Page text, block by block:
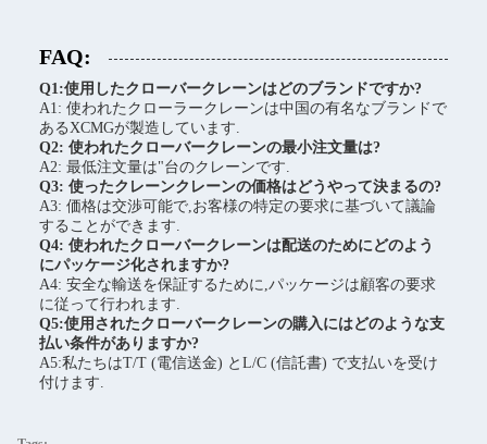
FAQ:
Q1:使用したクローバークレーンはどのブランドですか?
A1: 使われたクローラークレーンは中国の有名なブランドで
あるXCMGが製造しています.
Q2: 使われたクローバークレーンの最小注文量は?
A2: 最低注文量は"台のクレーンです.
Q3: 使ったクレーンクレーンの価格はどうやって決まるの?
A3: 価格は交渉可能で,お客様の特定の要求に基づいて議論
することができます.
Q4: 使われたクローバークレーンは配送のためにどのよう
にパッケージ化されますか?
A4: 安全な輸送を保証するために,パッケージは顧客の要求
に従って行われます.
Q5:使用されたクローバークレーンの購入にはどのような支
払い条件がありますか?
A5:私たちはT/T (電信送金) とL/C (信託書) で支払いを受け
付けます.